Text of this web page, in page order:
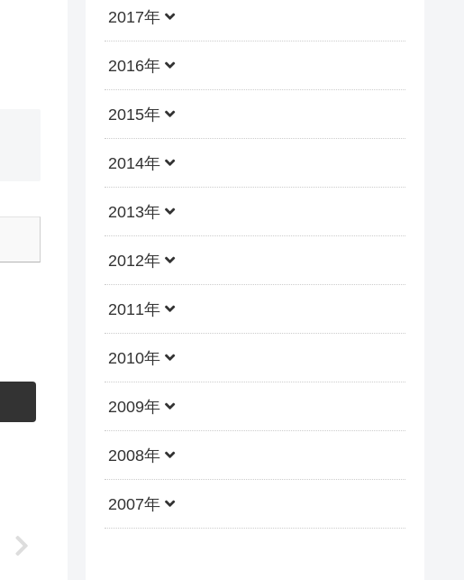
2017年
2016年
2015年
2014年
2013年
2012年
2011年
2010年
2009年
2008年
2007年